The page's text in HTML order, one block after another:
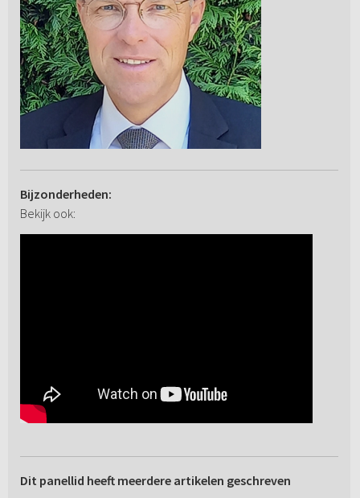
Bijzonderheden:
Bekijk ook:
Dit panellid heeft meerdere artikelen geschreven